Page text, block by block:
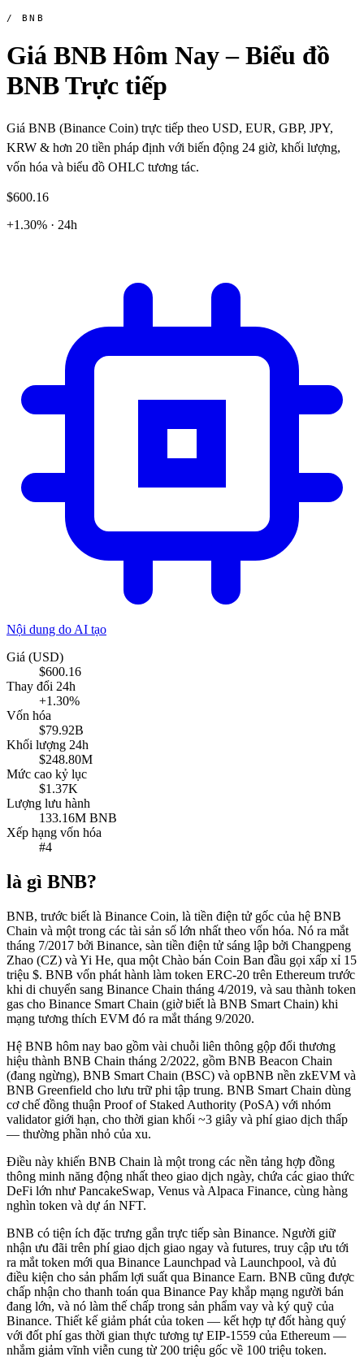
/ BNB
Giá BNB Hôm Nay – Biểu đồ
BNB Trực tiếp
Giá BNB (Binance Coin) trực tiếp theo USD, EUR, GBP, JPY,
KRW & hơn 20 tiền pháp định với biến động 24 giờ, khối lượng,
vốn hóa và biểu đồ OHLC tương tác.
$600.16
+1.30% · 24h
Nội dung do AI tạo
Giá (USD)
$600.16
Thay đổi 24h
+1.30%
Vốn hóa
$79.92B
Khối lượng 24h
$248.80M
Mức cao kỷ lục
$1.37K
Lượng lưu hành
133.16M BNB
Xếp hạng vốn hóa
#4
là gì BNB?
BNB, trước biết là Binance Coin, là tiền điện tử gốc của hệ BNB
Chain và một trong các tài sản số lớn nhất theo vốn hóa. Nó ra mắt
tháng 7/2017 bởi Binance, sàn tiền điện tử sáng lập bởi Changpeng
Zhao (CZ) và Yi He, qua một Chào bán Coin Ban đầu gọi xấp xỉ 15
triệu $. BNB vốn phát hành làm token ERC-20 trên Ethereum trước
khi di chuyển sang Binance Chain tháng 4/2019, và sau thành token
gas cho Binance Smart Chain (giờ biết là BNB Smart Chain) khi
mạng tương thích EVM đó ra mắt tháng 9/2020.
Hệ BNB hôm nay bao gồm vài chuỗi liên thông gộp đổi thương
hiệu thành BNB Chain tháng 2/2022, gồm BNB Beacon Chain
(đang ngừng), BNB Smart Chain (BSC) và opBNB nền zkEVM và
BNB Greenfield cho lưu trữ phi tập trung. BNB Smart Chain dùng
cơ chế đồng thuận Proof of Staked Authority (PoSA) với nhóm
validator giới hạn, cho thời gian khối ~3 giây và phí giao dịch thấp
— thường phần nhỏ của xu.
Điều này khiến BNB Chain là một trong các nền tảng hợp đồng
thông minh năng động nhất theo giao dịch ngày, chứa các giao thức
DeFi lớn như PancakeSwap, Venus và Alpaca Finance, cùng hàng
nghìn token và dự án NFT.
BNB có tiện ích đặc trưng gắn trực tiếp sàn Binance. Người giữ
nhận ưu đãi trên phí giao dịch giao ngay và futures, truy cập ưu tới
ra mắt token mới qua Binance Launchpad và Launchpool, và đủ
điều kiện cho sản phẩm lợi suất qua Binance Earn. BNB cũng được
chấp nhận cho thanh toán qua Binance Pay khắp mạng người bán
đang lớn, và nó làm thế chấp trong sản phẩm vay và ký quỹ của
Binance. Thiết kế giảm phát của token — kết hợp tự đốt hàng quý
với đốt phí gas thời gian thực tương tự EIP-1559 của Ethereum —
nhắm giảm vĩnh viễn cung từ 200 triệu gốc về 100 triệu token.